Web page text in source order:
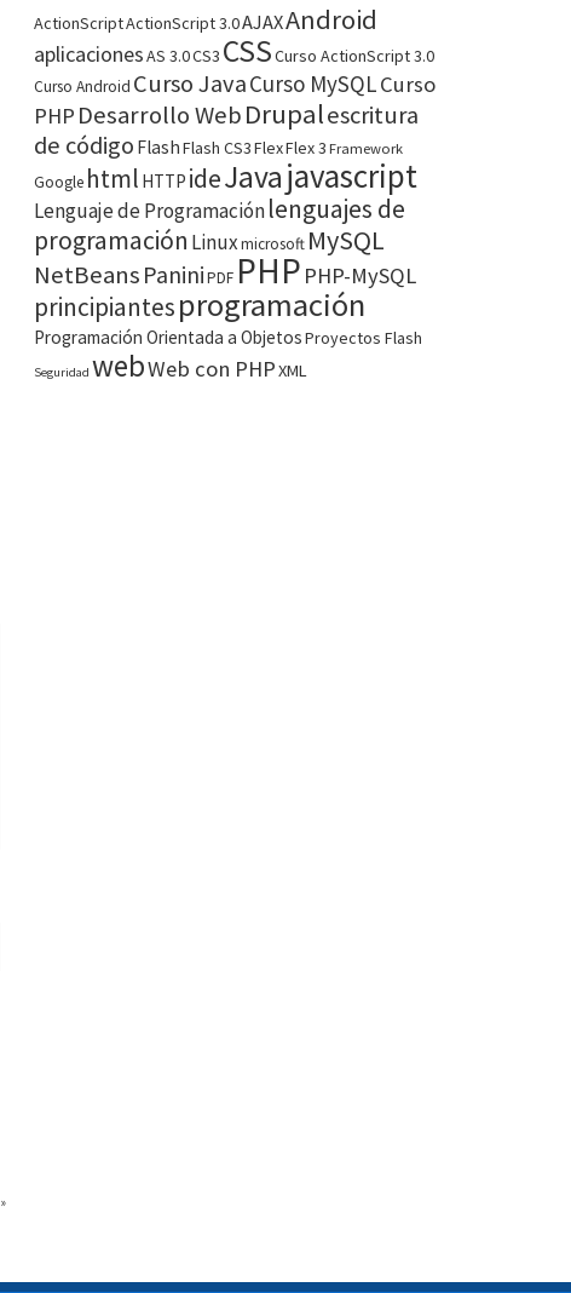
»
ActionScriptActionScript 3.0AJAXAndroid
aplicacionesAS 3.0CS3 CSSCurso ActionScript 3.0
Curso Android Curso JavaCurso MySQLCurso
PHP Desarrollo WebDrupalescritura
de código FlashFlash CS3FlexFlex 3 Framework
Google html HTTP ideJavajavascript
Lenguaje de Programaciónlenguajes de
programación Linuxmicrosoft MySQL
NetBeans PaniniPDF PHP PHP-MySQL
principiantesprogramación
Programación Orientada a ObjetosProyectos Flash
Seguridad webWeb con PHPXML